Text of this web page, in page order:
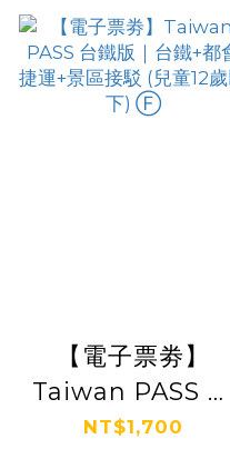
【電子票劵】
Taiwan PASS 台
鐵版｜台鐵+都會
NT$1,700